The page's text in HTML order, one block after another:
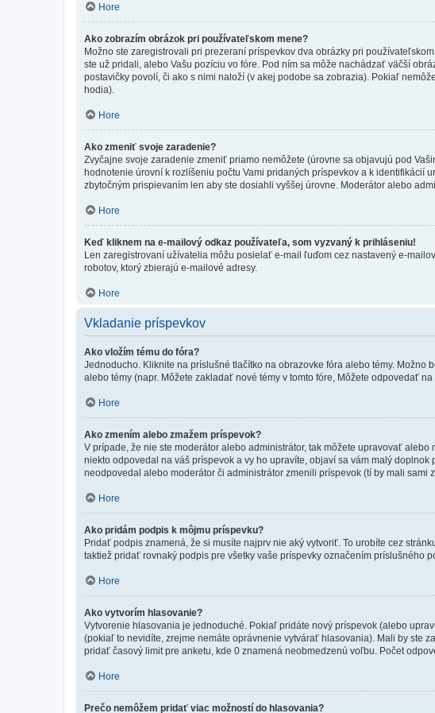
Hore
Ako zobrazím obrázok pri používateľskom mene?
Možno ste zaregistrovali pri prezeraní príspevkov dva obrázky pri
ste už pridali, alebo Vašu pozíciu vo fóre. Pod ním sa môže nachádzať väčší
postavičky povolí, či ako s nimi naloží (v akej podobe sa zobrazia). Pokiaľ
hodia).
Hore
Ako zmeniť svoje zaradenie?
Zvyčajne svoje zaradenie zmeniť priamo nemôžete (úrovne sa objavujú pod
hodnotenie úrovní k rozlíšeniu počtu Vami pridaných príspevkov a k identifikácií
zbytočným prispievaním len aby ste dosiahli vyššej úrovne. Moderátor alebo
Hore
Keď kliknem na e-mailový odkaz používateľa, som vyzvaný k prihláseniu!
Len zaregistrovaní užívatelia môžu posielať e-mail ľuďom cez nastavený e-
robotov, ktorý zbierajú e-mailové adresy.
Hore
Vkladanie príspevkov
Ako vložím tému do fóra?
Jednoducho. Kliknite na príslušné tlačítko na obrazovke fóra alebo témy.
alebo témy (napr. Môžete zakladať nové témy v tomto fóre, Môžete odpovedať na
Hore
Ako zmením alebo zmažem príspevok?
V prípade, že nie ste moderátor alebo administrátor, tak môžete upravovať
niekto odpovedal na váš príspevok a vy ho upravíte, objaví sa vám malý
neodpovedal alebo moderátor či administrátor zmenili príspevok (tí by mali
Hore
Ako pridám podpis k môjmu príspevku?
Pridať podpis znamená, že si musíte najprv nie aký vytvoriť. To urobíte cez
taktiež pridať rovnaký podpis pre všetky vaše príspevky označením príslušného
Hore
Ako vytvorím hlasovanie?
Vytvorenie hlasovania je jednoduché. Pokiaľ pridáte nový príspevok (alebo
(pokiaľ to nevidíte, zrejme nemáte oprávnenie vytvárať hlasovania). Mali by ste
pridať časový limit pre anketu, kde 0 znamená neobmedzenú voľbu. Počet
Hore
Prečo nemôžem pridať viac možností do hlasovania?